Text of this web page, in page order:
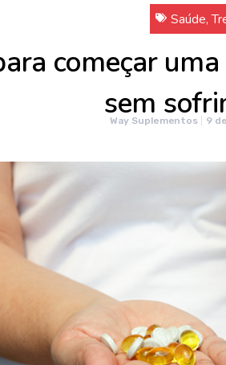
Saúde,
começar
sem
Way Suplementos 9